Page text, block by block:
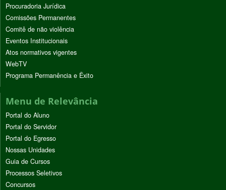
Procuradoria Jurídica
Comissões Permanentes
Comitê de não violência
Eventos Institucionais
Atos normativos vigentes
WebTV
Programa Permanência e Êxito
Menu de Relevância
Portal do Aluno
Portal do Servidor
Portal do Egresso
Nossas Unidades
Guia de Cursos
Processos Seletivos
Concursos